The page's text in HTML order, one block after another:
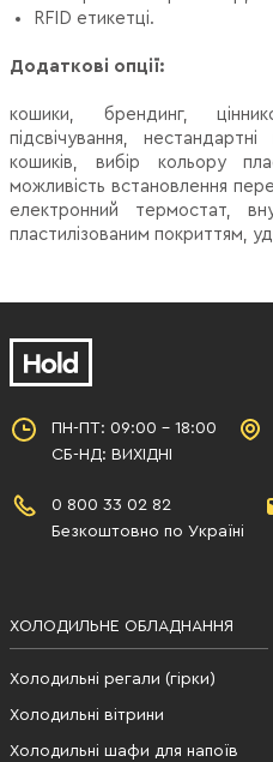
RFID етикетці.
Додаткові опції:
кошики, брендинг,
підсвічування,
кошиків, вибір кольору
можливість встановлення
електронний термостат,
пластилізованим покриттям,
ПН-ПТ: 09:00 - 18:00
СБ-НД: ВИХІДНІ
0 800 33 02 82
Безкоштовно по Україні
ХОЛОДИЛЬНЕ ОБЛАДНАННЯ
Холодильні регали (гірки)
Холодильні вітрини
Холодильні шафи для напоїв